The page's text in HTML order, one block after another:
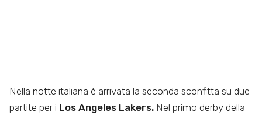
Nella notte italiana è arrivata la seconda sconfitta su due
partite per i Los Angeles Lakers. Nel primo derby della